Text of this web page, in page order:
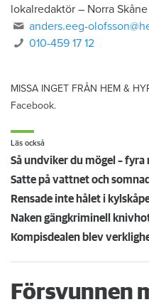
lokalredaktör – Norra
anders.eeg-
010-459 17 12
MISSA INGET FRÅN HEM &
Facebook.
Läs också
Försvunnen